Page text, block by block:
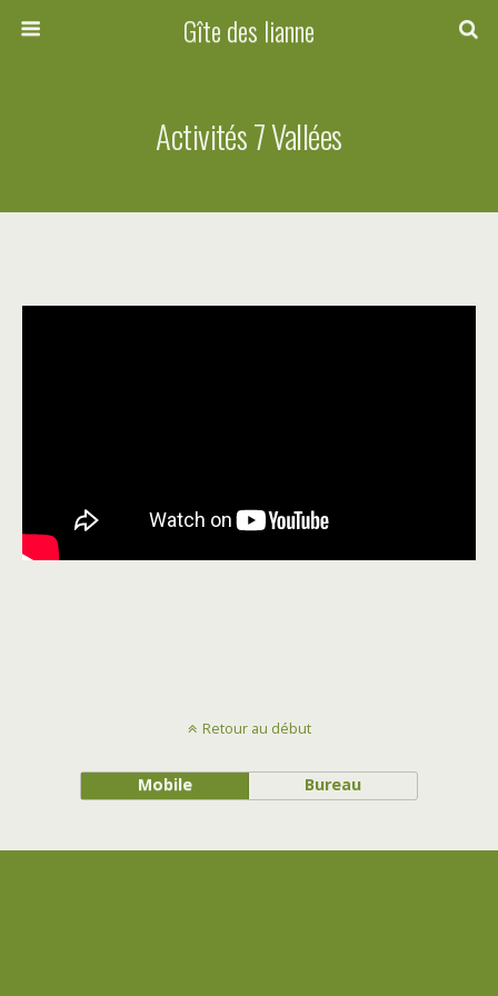
Gîte des lianne
Activités 7 Vallées
Retour au début
Mobile Bureau